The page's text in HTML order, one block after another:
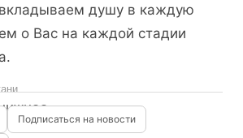
душу в каждую
о Вас на каждой стадии
Подписаться на новости